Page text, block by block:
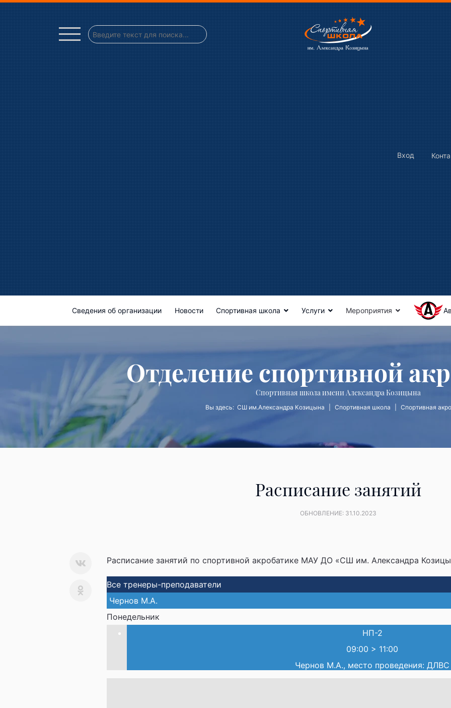
Вход
Сведения об организации Новости Спортивная школа Услуги Мероприятия
Отделение спортивной
Спортивная школа имени Александра Козицына
Вы здесь: СШ им.Александра Козицына Спортивная школа Спортивная
Расписание занятий
ОБНОВЛЕНИЕ: 31.10.2023
Расписание занятий по спортивной акробатике МАУ ДО «СШ им. Александра
Все тренеры-преподаватели
Чернов М.А.
Понедельник
НП-2
09:00 > 11:00
Чернов М.А., место проведения: ДЛВС